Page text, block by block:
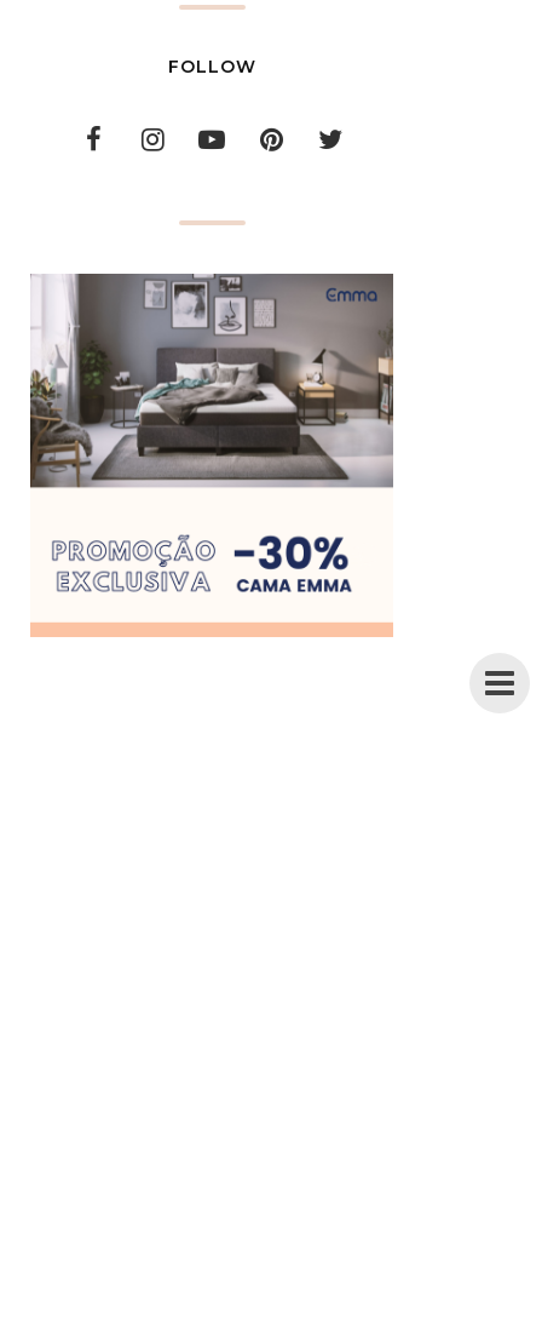
FOLLOW